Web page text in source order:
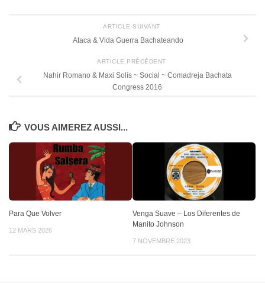
ARTICLE SUIVANT
Ataca & Vida Guerra Bachateando
ARTICLE PRÉCÉDENT
Nahir Romano & Maxi Solís ~ Social ~ Comadreja Bachata
Congress 2016
VOUS AIMEREZ AUSSI...
Para Que Volver
12 MARS 2026
Venga Suave – Los Diferentes de
Manito Johnson
7 NOVEMBRE 2023